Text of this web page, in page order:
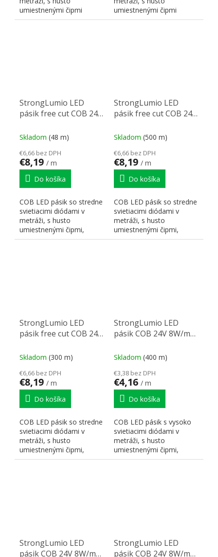
umiestnenými čipmi
zaisťujúcimi súvislú líniu.
umiestnenými čipmi
zaisťujúcimi súvislú líniu.
StrongLumio LED
pásik free cut COB 24V
8mm, biela studená
Skladom (48 m)
€6,66 bez DPH
€8,19 / m
Do košíka
COB LED pásik so stredne
svietiacimi diódami v
metráži, s husto
umiestnenými čipmi,
zaisťujúcimi súvislú líniu.
StrongLumio LED
pásik free cut COB 24V
8mm, biela neutrální
Skladom (500 m)
€6,66 bez DPH
€8,19 / m
Do košíka
COB LED pásik so stredne
svietiacimi diódami v
metráži, s husto
umiestnenými čipmi,
zaisťujúcimi súvislú líniu.
StrongLumio LED
pásik free cut COB 24V
8mm, biela teplá
Skladom (300 m)
€6,66 bez DPH
€8,19 / m
Do košíka
COB LED pásik so stredne
svietiacimi diódami v
metráži, s husto
umiestnenými čipmi,
zaisťujúcimi súvislú líniu.
StrongLumio LED
pásik COB 24V 8W/m
biela studená
Skladom (400 m)
€3,38 bez DPH
€4,16 / m
Do košíka
COB LED pásik s vysoko
svietiacimi diódami v
metráži, s husto
umiestnenými čipmi,
zaisťujúcimi súvislú líniu,
StrongLumio LED
pásik COB 24V 8W/m
StrongLumio LED
pásik COB 24V 8W/m